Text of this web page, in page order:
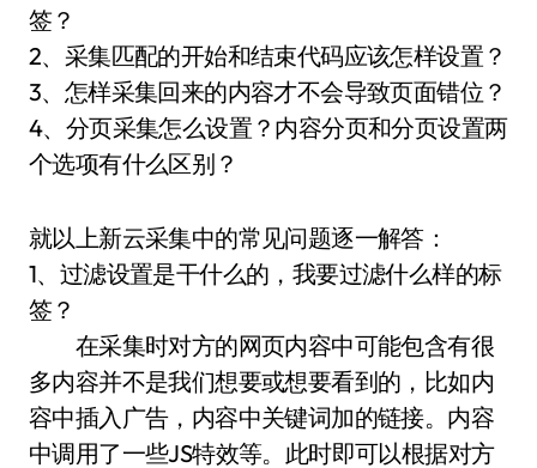
签？
2、采集匹配的开始和结束代码应该怎样设置？
3、怎样采集回来的内容才不会导致页面错位？
4、分页采集怎么设置？内容分页和分页设置两
个选项有什么区别？
就以上新云采集中的常见问题逐一解答：
1、过滤设置是干什么的，我要过滤什么样的标
签？
在采集时对方的网页内容中可能包含有很
多内容并不是我们想要或想要看到的，比如内
容中插入广告，内容中关键词加的链接。内容
中调用了一些JS特效等。此时即可以根据对方